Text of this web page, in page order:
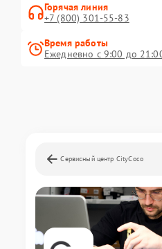
Горячая линия
+7 (800) 301-55-83
Время работы
Ежедневно с 9:00 до
Сервисный центр CityCoco